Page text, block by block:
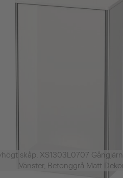
skåp, XS1303L0707
Vänster, Betonggrå Matt